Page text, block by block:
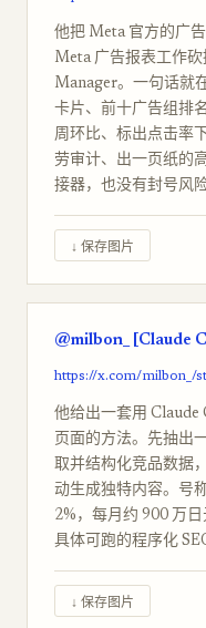
他把 Meta 官方的广
Meta 广告报表工作
Manager。一句话就
卡片、前十广告组排
周环比、标出点击率
劳审计、出一页纸的
接器，也没有封号风险
↓ 保存图片
@milbon_ [Claude
https://x.com/milbon_/
他给出一套用 Claude
页面的方法。先抽出
取并结构化竞品数据
动生成独特内容。号
2%，每月约 900 万
具体可跑的程序化
↓ 保存图片